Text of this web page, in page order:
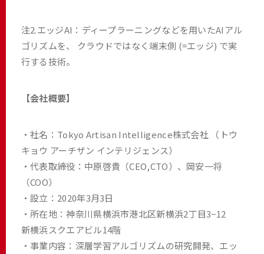
注2.エッジAI：ディープラーニングなどを用いたAIアル
ゴリズムを、 クラウドではなく端末側 (=エッジ) で実
行する技術。
【会社概要】
・社名：Tokyo Artisan Intelligence株式会社 （トウ
キョウ アーチザン インテリジェンス）
・代表取締役：中原啓貴（CEO,CTO）、岡安一将
（COO）
・設立：2020年3月3日
・所在地：神奈川県横浜市港北区新横浜2丁目3−12
新横浜スクエアビル14階
・事業内容：深層学習アルゴリズムの研究開発、エッ